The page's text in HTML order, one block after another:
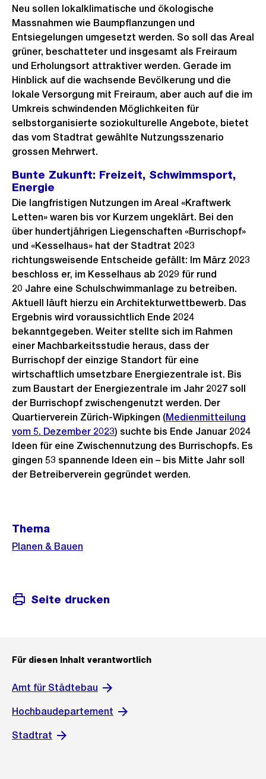
Neu sollen lokalklimatische und ökologische
Massnahmen wie Baumpflanzungen und
Entsiegelungen umgesetzt werden. So soll das Areal
grüner, beschatteter und insgesamt als Freiraum
und Erholungsort attraktiver werden. Gerade im
Hinblick auf die wachsende Bevölkerung und die
lokale Versorgung mit Freiraum, aber auch auf die im
Umkreis schwindenden Möglichkeiten für
selbstorganisierte soziokulturelle Angebote, bietet
das vom Stadtrat gewählte Nutzungsszenario
grossen Mehrwert.
Bunte Zukunft: Freizeit, Schwimmsport,
Energie
Die langfristigen Nutzungen im Areal «Kraftwerk
Letten» waren bis vor Kurzem ungeklärt. Bei den
über hundertjährigen Liegenschaften «Burrischopf»
und «Kesselhaus» hat der Stadtrat 2023
richtungsweisende Entscheide gefällt: Im März 2023
beschloss er, im Kesselhaus ab 2029 für rund
20 Jahre eine Schulschwimmanlage zu betreiben.
Aktuell läuft hierzu ein Architekturwettbewerb. Das
Ergebnis wird voraussichtlich Ende 2024
bekanntgegeben. Weiter stellte sich im Rahmen
einer Machbarkeitsstudie heraus, dass der
Burrischopf der einzige Standort für eine
wirtschaftlich umsetzbare Energiezentrale ist. Bis
zum Baustart der Energiezentrale im Jahr 2027 soll
der Burrischopf zwischengenutzt werden. Der
Quartierverein Zürich-Wipkingen (Medienmitteilung
vom 5. Dezember 2023) suchte bis Ende Januar 2024
Ideen für eine Zwischennutzung des Burrischopfs. Es
gingen 53 spannende Ideen ein – bis Mitte Jahr soll
der Betreiberverein gegründet werden.
Informationen
Thema
Planen & Bauen
Seite drucken
Für diesen Inhalt verantwortlich
Amt für Städtebau
Hochbaudepartement
Stadtrat